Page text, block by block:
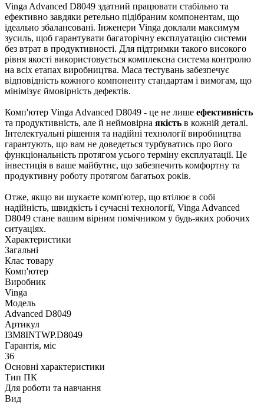
Vinga Advanced D8049 здатний працювати стабільно та
ефективно завдяки ретельно підібраним компонентам, що
ідеально збалансовані. Інженери Vinga доклали максимум
зусиль, щоб гарантувати багаторічну експлуатацію системи
без втрат в продуктивності. Для підтримки такого високого
рівня якості використовується комплексна система контролю
на всіх етапах виробництва. Маса тестувань забезпечує
відповідність кожного компоненту стандартам і вимогам, що
мінімізує ймовірність дефектів.
Комп'ютер Vinga Advanced D8049 - це не лише ефективність
та продуктивність, але й неймовірна якість в кожній деталі.
Інтелектуальні рішення та надійні технології виробництва
гарантують, що вам не доведеться турбуватись про його
функціональність протягом усього терміну експлуатації. Це
інвестиція в ваше майбутнє, що забезпечить комфортну та
продуктивну роботу протягом багатьох років.
Отже, якщо ви шукаєте комп'ютер, що втілює в собі
надійність, швидкість і сучасні технології, Vinga Advanced
D8049 стане вашим вірним помічником у будь-яких робочих
ситуаціях.
Характеристики
Загальні
Клас товару
Комп'ютер
Виробник
Vinga
Модель
Advanced D8049
Артикул
I3M8INTWP.D8049
Гарантія, міс
36
Основні характеристики
Тип ПК
Для роботи та навчання
Вид